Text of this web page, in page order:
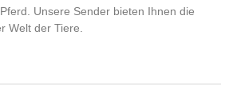
Unsere Sender bieten Ihnen die
Welt der Tiere.